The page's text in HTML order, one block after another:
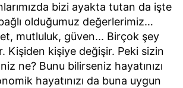
bizi ayakta tutan da işte
olduğumuz değerlerimiz…
mutluluk, güven... Birçok şey
Kişiden kişiye değişir. Peki sizin
ne? Bunu bilirseniz hayatınızı
hayatınızı da buna uygun